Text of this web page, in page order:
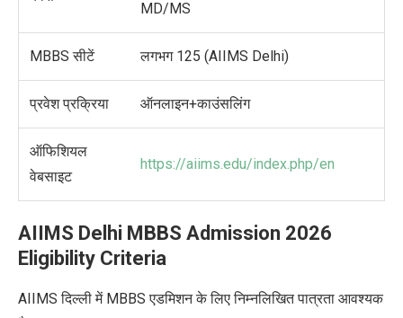
MD/MS
MBBS सीटें लगभग 125 (AIIMS Delhi)
प्रवेश प्रक्रिया ऑनलाइन+काउंसलिंग
ऑफिशियल
वेबसाइट
https://aiims.edu/index.php/en
AIIMS Delhi MBBS Admission 2026
Eligibility Criteria
AIIMS दिल्ली में MBBS एडमिशन के लिए निम्नलिखित पात्रता आवश्यक